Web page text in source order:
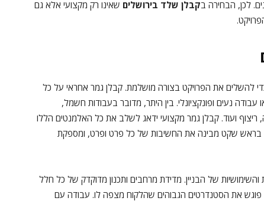
לכן, הבחירה בקבלן שלד בירושלים שאינו רק מקצועי אלא גם
להשלים את הפרויקט בצורה מושלמת. קבלן גמר אחראי על כל
נעים ופונקציונלי. בין היתר, מדובר בעבודות חשמל,
ריצוף ועוד. קבלן גמר מקצועי ידאג לשלב את כל האלמנטים הללו
בראש שקט מבינה את החשיבות של כל פרט ופרט, ומספקת
של הבניין. מדידת מרחבים ותכנון מדוקדק של כל חלל
את הסטנדרטים הגבוהים שהלקוח מצפה לו. עבודה עם